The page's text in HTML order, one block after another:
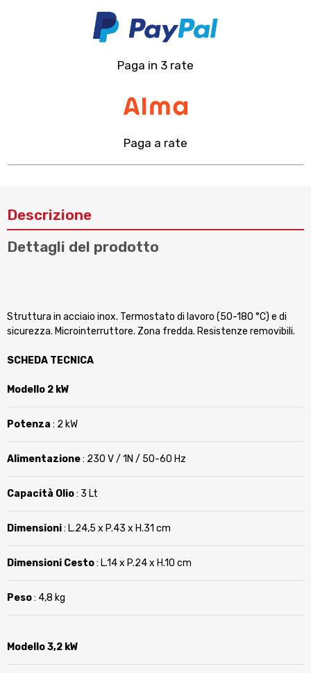
Paga in 3 rate
Paga a rate
Descrizione
Dettagli del prodotto
Struttura in acciaio inox. Termostato di lavoro (50-180 °C) e di
sicurezza. Microinterruttore. Zona fredda. Resistenze removibili.
SCHEDA TECNICA
Modello 2 kW
Potenza : 2 kW
Alimentazione: 230 V / 1N / 50-60 Hz
Capacità Olio: 3 Lt
Dimensioni: L.24,5 x P.43 x H.31 cm
Dimensioni Cesto: L.14 x P.24 x H.10 cm
Peso: 4,8 kg
Modello 3,2 kW